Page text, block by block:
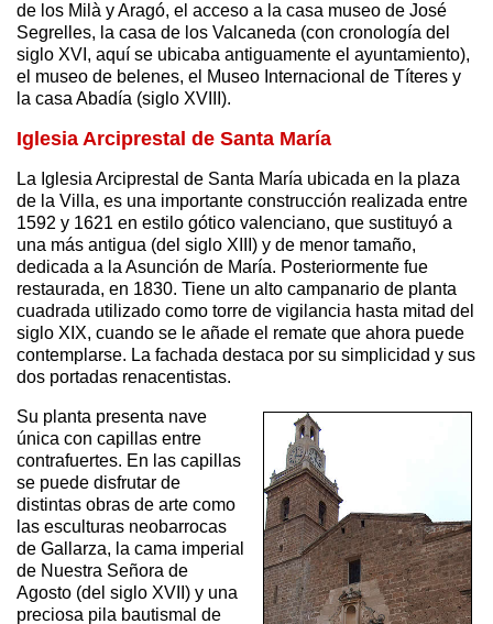
de los Milà y Aragó, el acceso a la casa museo de José
Segrelles, la casa de los Valcaneda (con cronología del
siglo XVI, aquí se ubicaba antiguamente el ayuntamiento),
el museo de belenes, el Museo Internacional de Títeres y
la casa Abadía (siglo XVIII).
Iglesia Arciprestal de Santa María
La Iglesia Arciprestal de Santa María ubicada en la plaza
de la Villa, es una importante construcción realizada entre
1592 y 1621 en estilo gótico valenciano, que sustituyó a
una más antigua (del siglo XIII) y de menor tamaño,
dedicada a la Asunción de María. Posteriormente fue
restaurada, en 1830. Tiene un alto campanario de planta
cuadrada utilizado como torre de vigilancia hasta mitad del
siglo XIX, cuando se le añade el remate que ahora puede
contemplarse. La fachada destaca por su simplicidad y sus
dos portadas renacentistas.
Su planta presenta nave
única con capillas entre
contrafuertes. En las capillas
se puede disfrutar de
distintas obras de arte como
las esculturas neobarrocas
de Gallarza, la cama imperial
de Nuestra Señora de
Agosto (del siglo XVII) y una
preciosa pila bautismal de